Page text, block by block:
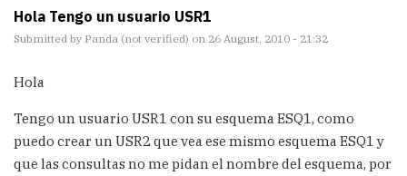
Hola Tengo un usuario USR1
Submitted by Panda (not verified) on 26 August, 2010 - 21:32
Hola
Tengo un usuario USR1 con su esquema ESQ1, como
puedo crear un USR2 que vea ese mismo esquema ESQ1 y
que las consultas no me pidan el nombre del esquema, por